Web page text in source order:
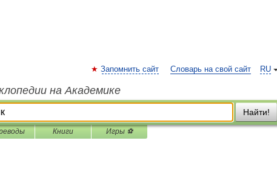
RU
Запомнить сайт Словарь на свой сайт
на Академике
Найти!
Книги Игры ⚽